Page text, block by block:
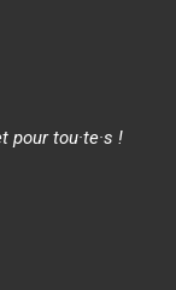
pour tou·te·s !